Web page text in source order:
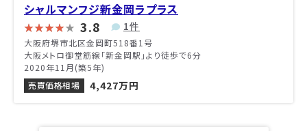
シャルマンフジ新金岡ラプラス
3.8 1件
大阪府堺市北区金岡町518番1号
大阪メトロ御堂筋線「新金岡駅」より徒歩で6分
2020年11月(築5年)
売買価格相場
4,427万円